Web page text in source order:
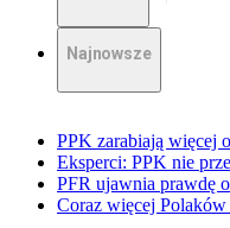
Najnowsze
PPK zarabiają więcej
Eksperci: PPK nie
PFR ujawnia prawdę
Coraz więcej